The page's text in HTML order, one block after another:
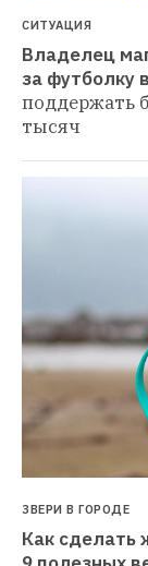
СИТУАЦИЯ
Владелец
за
поддержать
тысяч
ЗВЕРИ В ГОРОДЕ
Как сделать